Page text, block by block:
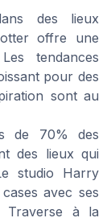
des lieux
offre une
tendances
pour des
sont au
de 70% des
des lieux qui
studio Harry
avec ses
Traverse à la